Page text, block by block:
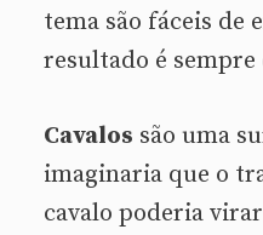
tema são fáceis de
resultado é sempre
Cavalos são uma
imaginaria que o
cavalo poderia